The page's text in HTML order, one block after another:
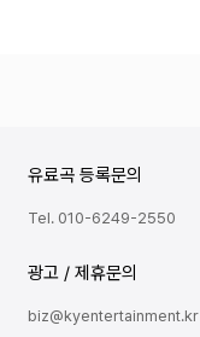
유료곡 등록문의
Tel. 010-6249-2550
광고 / 제휴문의
biz@kyentertainment.kr